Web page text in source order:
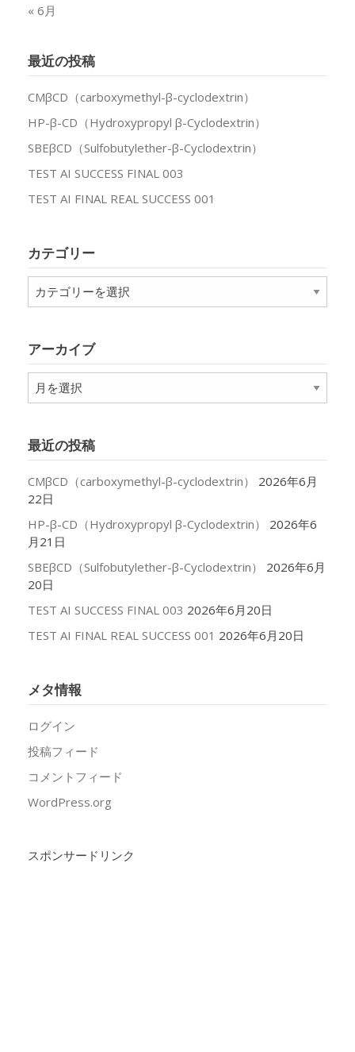
« 6月
最近の投稿
CMβCD（carboxymethyl-β-cyclodextrin）
HP-β-CD（Hydroxypropyl β-Cyclodextrin）
SBEβCD（Sulfobutylether-β-Cyclodextrin）
TEST AI SUCCESS FINAL 003
TEST AI FINAL REAL SUCCESS 001
カテゴリー
テ
ー
アーカイブ
ア
ー
ブ
最近の投稿
CMβCD（carboxymethyl-β-cyclodextrin）
2026年6月
22日
HP-β-CD（Hydroxypropyl β-Cyclodextrin）
2026年6
月21日
SBEβCD（Sulfobutylether-β-Cyclodextrin）
2026年6月
20日
TEST AI SUCCESS FINAL 003 2026年6月20日
TEST AI FINAL REAL SUCCESS 001 2026年6月20日
メタ情報
ログイン
投稿フィード
コメントフィード
WordPress.org
スポンサードリンク